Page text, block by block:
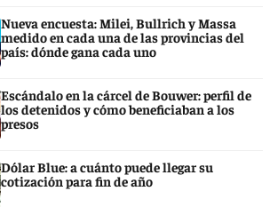
Nueva encuesta: Milei, Bullrich y Massa
medido en cada una de las provincias del
país: dónde gana cada uno
Escándalo en la cárcel de Bouwer: perfil de
los detenidos y cómo beneficiaban a los
presos
Dólar Blue: a cuánto puede llegar su
cotización para fin de año